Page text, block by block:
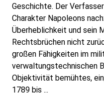
Geschichte. Der
Charakter Napoleons
Überheblichkeit und sein
Rechtsbrüchen nicht
großen Fähigkeiten im
verwaltungstechnischen
Objektivität bemühtes,
1789 bis ...